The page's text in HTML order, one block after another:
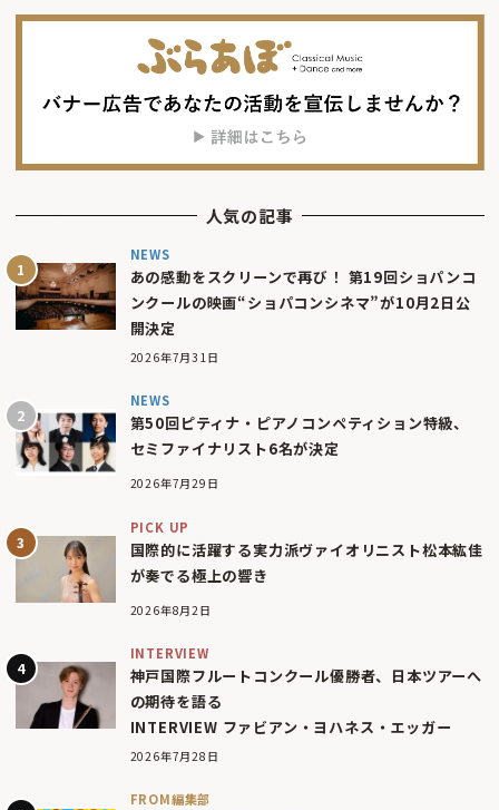
人気の記事
NEWS
あの感動をスクリーンで再び！ 第19回ショパンコ
ンクールの映画“ショパコンシネマ”が10月2日公
開決定
2026年7月31日
NEWS
第50回ピティナ・ピアノコンペティション特級、
セミファイナリスト6名が決定
2026年7月29日
PICK UP
国際的に活躍する実力派ヴァイオリニスト松本紘佳
が奏でる極上の響き
2026年8月2日
INTERVIEW
神戸国際フルートコンクール優勝者、日本ツアーへ
の期待を語る
INTERVIEW ファビアン・ヨハネス・エッガー
2026年7月28日
FROM編集部